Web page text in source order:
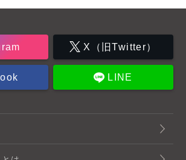
X（旧Twitter）
LINE